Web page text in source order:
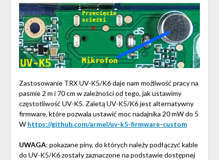
Zastosowanie TRX UV-K5/K6 daje nam możliwość pracy na
pasmie 2 m i 70 cm w zależności od tego, jak ustawimy
częstotliwość UV-K5. Zaletą UV-K5/K6 jest alternatywny
firmware, które pozwala ustawić moc nadajnika 20 mW do 5
W https://github.com/armel/uv-k5-firmware-custom
UWAGA: pokazane piny, do których należy podłączyć kable
do UV-K5/K6 zostały zaznaczone na podstawie dostępnej